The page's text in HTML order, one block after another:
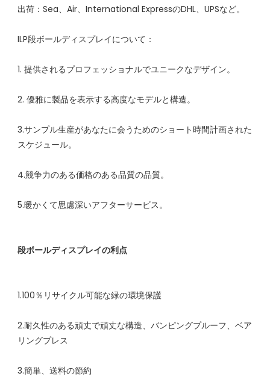
3.サンプル生産があなたに会うためのショート時間計画された
2.耐久性のある頑丈で頑丈な構造、バンピングプルーフ、ベア